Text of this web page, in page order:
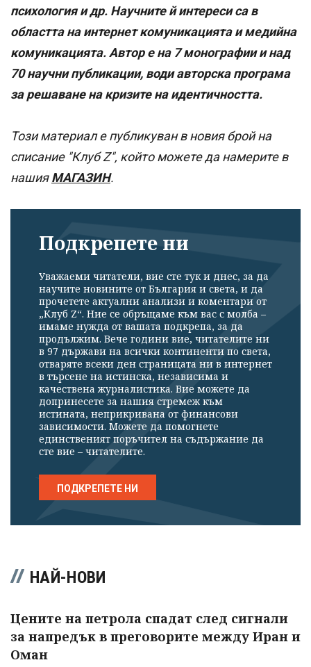
психология и др. Научните й интереси са в
областта на интернет комуникацията и медийна
комуникацията. Автор е на 7 монографии и над
70 научни публикации, води авторска програма
за решаване на кризите на идентичността.
Този материал е публикуван в новия брой на
списание "Клуб Z", който можете да намерите в
нашияМАГАЗИН.
Подкрепете ни
Уважаеми читатели, вие сте тук и днес, за да
научите новините от България и света, и да
прочетете актуални анализи и коментари от
„Клуб Z“. Ние се обръщаме към вас с молба –
имаме нужда от вашата подкрепа, за да
продължим. Вече години вие, читателите ни
в 97 държави на всички континенти по света,
отваряте всеки ден страницата ни в интернет
в търсене на истинска, независима и
качествена журналистика. Вие можете да
допринесете за нашия стремеж към
истината, неприкривана от финансови
зависимости. Можете да помогнете
единственият поръчител на съдържание да
сте вие – читателите.
ПОДКРЕПЕТЕ НИ
НАЙ-НОВИ
Цените на петрола спадат след сигнали
за напредък в преговорите между Иран и
Оман